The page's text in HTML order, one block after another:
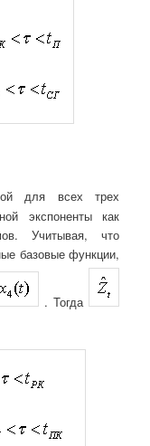
для всех трех
экспоненты как
Учитывая, что
базовые функции,
. Тогда